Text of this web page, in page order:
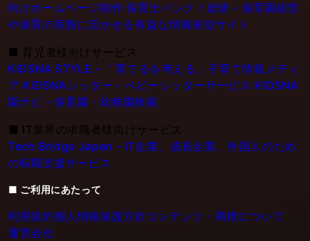
向けホームページ制作 保育士バンク！総研 - 保育園経営
や保育の実務に活かせる有益な情報発信サイト
■ 育児者様向けサービス
KIDSNA STYLE - 「育てるを考える」子育て情報メディ
ア KIDSNAシッター - ベビーシッターサービス KIDSNA
園ナビ - 保育園・幼稚園検索
■ IT業界の求職者様向けサービス
Tech Bridge Japan - IT企業、成長企業、外国人のため
の転職支援サービス
■ ご利用にあたって
利用規約個人情報保護方針コンテンツ・商標について
運営会社